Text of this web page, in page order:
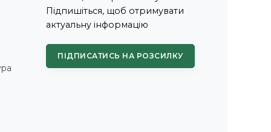
Підпишіться, щоб отримувати
актуальну інформацію
ПІДПИСАТИСЬ НА РОЗСИЛКУ